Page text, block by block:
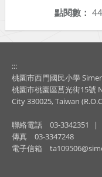
點閱數：
:::
桃園市西門國民小學
桃園市桃園區莒光街15號
City 330025, Taiwan
聯絡電話 03-3342351
|
傳真
03-3347248
電子信箱